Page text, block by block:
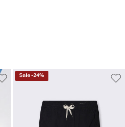
Sale-24%